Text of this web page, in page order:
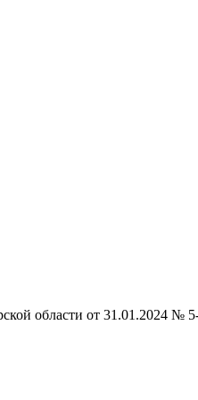
области от 31.01.2024 №